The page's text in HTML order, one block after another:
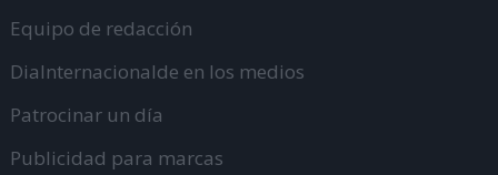
Equipo de redacción
DiaInternacionalde en los medios
Patrocinar un día
Publicidad para marcas